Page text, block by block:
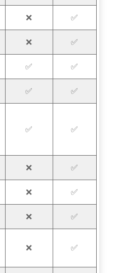
❌ ✅
❌ ✅
✅ ✅
✅ ✅
✅ ✅
❌ ✅
❌ ✅
❌ ✅
❌ ✅